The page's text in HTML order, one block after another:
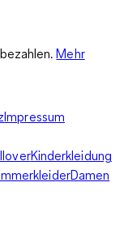
Mehr
Impressum
Kinderkleidung
Damen